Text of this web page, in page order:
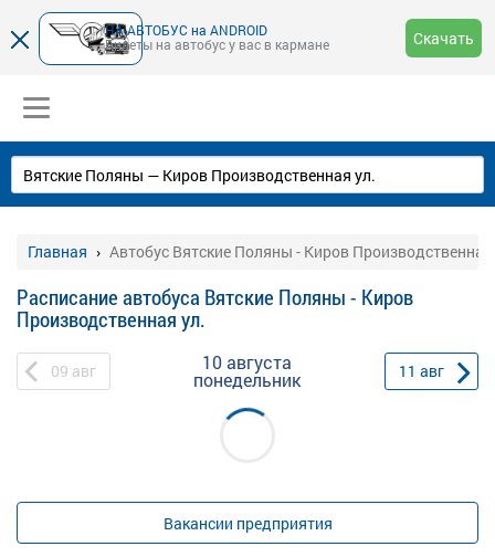
НА-АВТОБУС на ANDROID
Билеты на автобус у вас в кармане
Скачать
Главная Автобус Вятские Поляны - Киров Производственная
Расписание автобуса Вятские Поляны - Киров
Производственная ул.
09 авг 10 августа
понедельник 11 авг
Вакансии предприятия